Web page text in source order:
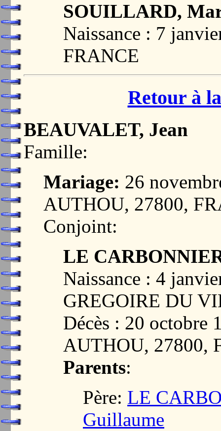
SOUILLARD,
Naissance : 7
FRANCE
Retour à
BEAUVALET, Jean
Famille:
Mariage: 26
AUTHOU, 27800,
Conjoint:
LE
Naissance : 4
GREGOIRE DU
Décès : 20 octobre
AUTHOU, 27800,
Parents:
Père: LE
Guillaume